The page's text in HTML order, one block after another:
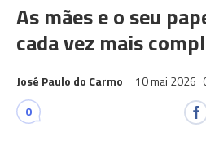
As mães e o seu
cada vez mais
José Paulo do Carmo 10 mai 2026
0